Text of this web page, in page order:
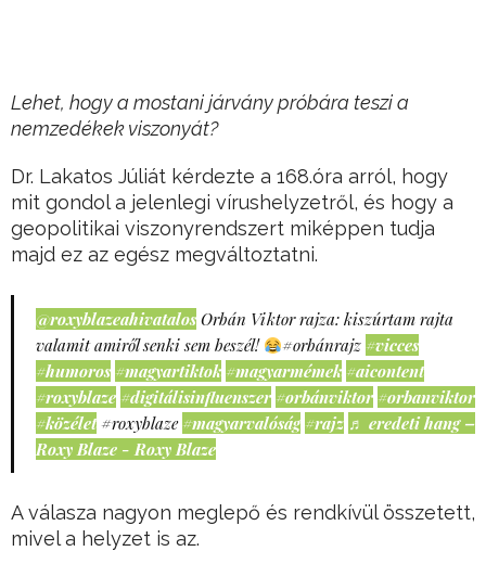
Lehet, hogy a mostani járvány próbára teszi a
nemzedékek viszonyát?
Dr. Lakatos Júliát kérdezte a 168.óra arról, hogy
mit gondol a jelenlegi vírushelyzetről, és hogy a
geopolitikai viszonyrendszert miképpen tudja
majd ez az egész megváltoztatni.
@roxyblazeahivatalos Orbán Viktor rajza: kiszúrtam rajta
valamit amiről senki sem beszél!
#orbánrajz #vicces
#humoros #magyartiktok #magyarmémek #aicontent
#roxyblaze #digitálisinfluenszer #orbánviktor #orbanviktor
#közélet #roxyblaze #magyarvalóság #rajz ♬ eredeti hang –
Roxy Blaze - Roxy Blaze
A válasza nagyon meglepő és rendkívül összetett,
mivel a helyzet is az.